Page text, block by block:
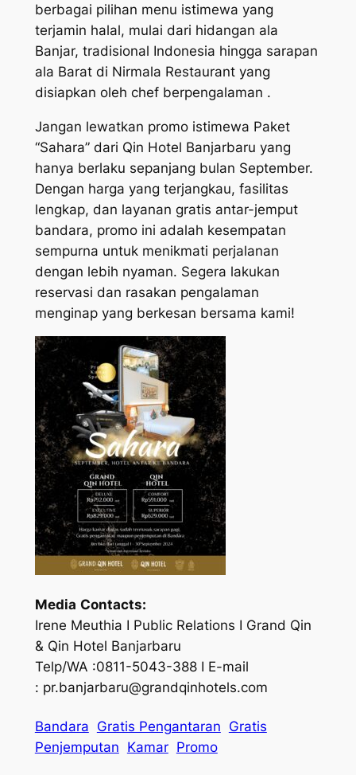
berbagai pilihan menu istimewa yang
terjamin halal, mulai dari hidangan ala
Banjar, tradisional Indonesia hingga sarapan
ala Barat di Nirmala Restaurant yang
disiapkan oleh chef berpengalaman .
Jangan lewatkan promo istimewa Paket
“Sahara” dari Qin Hotel Banjarbaru yang
hanya berlaku sepanjang bulan September.
Dengan harga yang terjangkau, fasilitas
lengkap, dan layanan gratis antar-jemput
bandara, promo ini adalah kesempatan
sempurna untuk menikmati perjalanan
dengan lebih nyaman. Segera lakukan
reservasi dan rasakan pengalaman
menginap yang berkesan bersama kami!
Media Contacts:
Irene Meuthia I Public Relations I Grand Qin
& Qin Hotel Banjarbaru
Telp/WA :0811-5043-388 I E-mail
: pr.banjarbaru@grandqinhotels.com
Bandara Gratis Pengantaran Gratis
Penjemputan Kamar Promo